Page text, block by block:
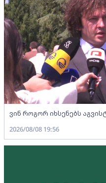
ვინ როგორ იხსენებს
2026/08/08 19:56